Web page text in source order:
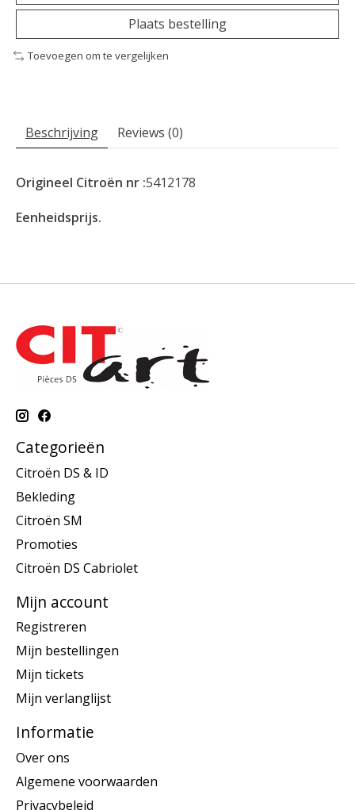
Plaats bestelling
Toevoegen om te vergelijken
Beschrijving Reviews (0)
Origineel Citroën nr :5412178
Eenheidsprijs.
Categorieën
Citroën DS & ID
Bekleding
Citroën SM
Promoties
Citroën DS Cabriolet
Mijn account
Registreren
Mijn bestellingen
Mijn tickets
Mijn verlanglijst
Informatie
Over ons
Algemene voorwaarden
Privacybeleid